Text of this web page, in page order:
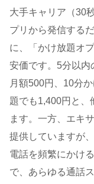
大手キャリア（30
プリから発信する
に、「かけ放題オ
安価です。5分以内
月額500円、10分
題でも1,400円と、
ます。一方、エキ
提供していますが
電話を頻繁にかけ
で、あらゆる通話